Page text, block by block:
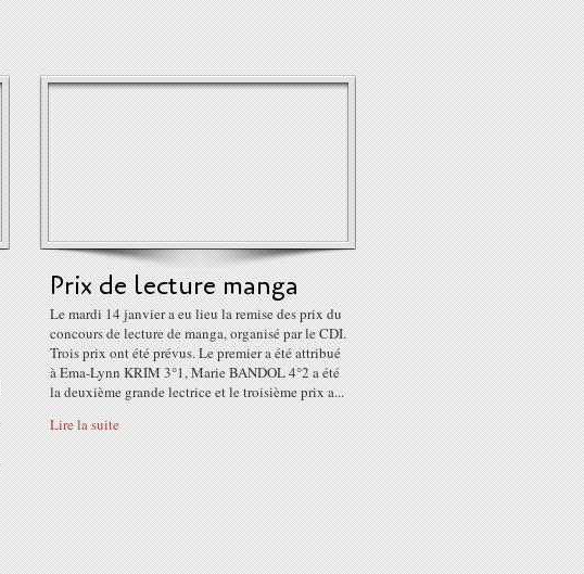
Prix de lecture manga
Le mardi 14 janvier a eu lieu la remise des prix du
concours de lecture de manga, organisé par le CDI.
Trois prix ont été prévus. Le premier a été attribué
à Ema-Lynn KRIM 3°1, Marie BANDOL 4°2 a été
la deuxième grande lectrice et le troisième prix a...
Lire la suite